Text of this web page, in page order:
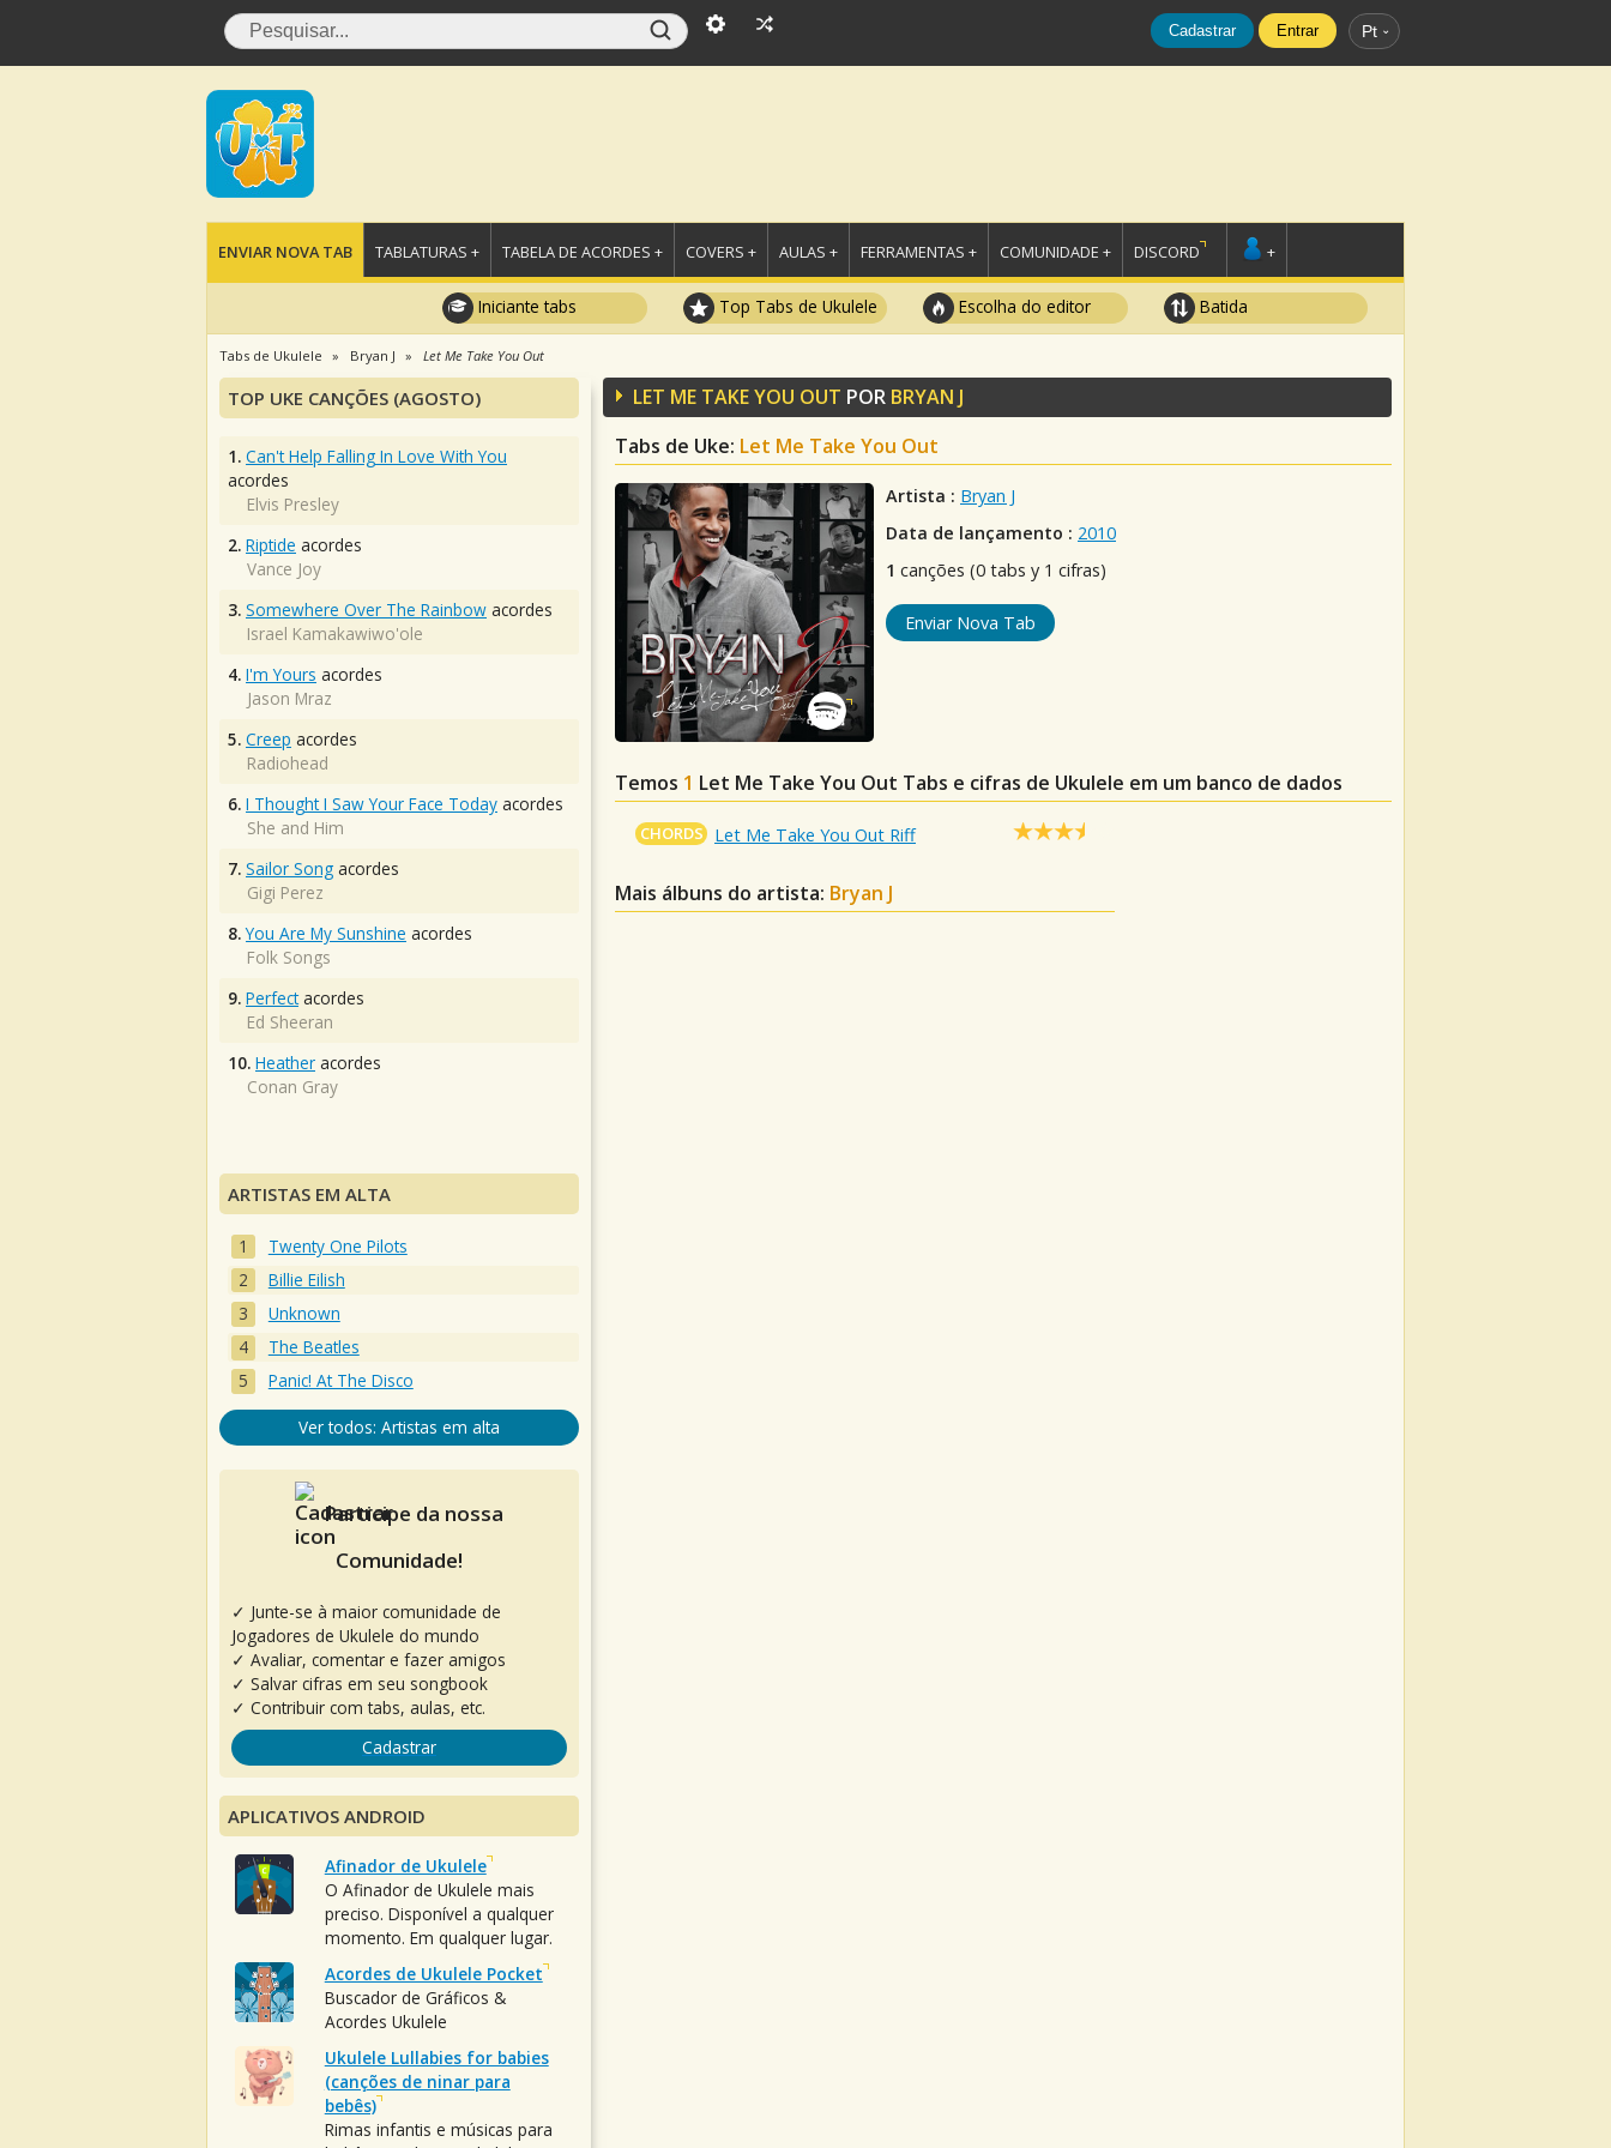
Cadastrar Entrar Pt
ENVIAR NOVA TAB TABLATURAS + TABELA DE ACORDES + COVERS + AULAS + FERRAMENTAS + COMUNIDADE + DISCORD +
Iniciante tabs Top Tabs de Ukulele Escolha do editor Batida
Tabs de Ukulele Bryan J Let Me Take You Out
LET ME TAKE YOU OUT POR BRYAN J
Tabs de Uke: Let Me Take You Out
Artista : Bryan J
Data de lançamento : 2010
1 canções (0 tabs y 1 cifras)
Enviar Nova Tab
Temos 1 Let Me Take You Out Tabs e cifras de Ukulele em um banco de dados
CHORDS Let Me Take You Out Riff
Mais álbuns do artista: Bryan J
TOP UKE CANÇÕES (AGOSTO)
1. Can't Help Falling In Love With You
acordes
Elvis Presley
2. Riptide acordes
Vance Joy
3. Somewhere Over The Rainbow acordes
Israel Kamakawiwo'ole
4. I'm Yours acordes
Jason Mraz
5. Creep acordes
Radiohead
6. I Thought I Saw Your Face Today acordes
She and Him
7. Sailor Song acordes
Gigi Perez
8. You Are My Sunshine acordes
Folk Songs
9. Perfectacordes
Ed Sheeran
10. Heather acordes
Conan Gray
ARTISTAS EM ALTA
Twenty One Pilots
Billie Eilish
Unknown
The Beatles
Panic! At The Disco
Ver todos: Artistas em alta
Participe da nossa
Comunidade!
✓ Junte-se à maior comunidade de
Jogadores de Ukulele do mundo
✓ Avaliar, comentar e fazer amigos
✓ Salvar cifras em seu songbook
✓ Contribuir com tabs, aulas, etc.
Cadastrar
APLICATIVOS ANDROID
Afinador de Ukulele
O Afinador de Ukulele mais
preciso. Disponível a qualquer
momento. Em qualquer lugar.
Acordes de Ukulele Pocket
Buscador de Gráficos &
Acordes Ukulele
Ukulele Lullabies for babies
(canções de ninar para
bebês)
Rimas infantis e músicas para